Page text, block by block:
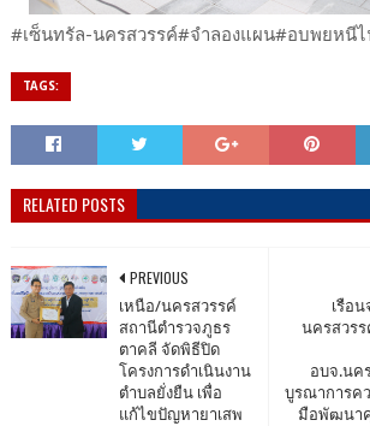
#เซ็นทรัล-นครสวรรค์#จำลองแผน#อบพยหนี
TAGS:
RELATED POSTS
เรือ
นครสวรร
อบจ.นค
บูรณาการค
มือพัฒนา
PREVIOUS
เหนือ/นครสวรรค์
สถานีตำรวจภูธร
ตาคลี จัดพิธีปิด
โครงการดำเนินงาน
ตำบลยั่งยืน เพื่อ
แก้ไขปัญหายาเสพ